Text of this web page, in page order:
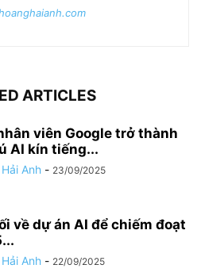
ARTICLES
viên Google trở thành
AI kín tiếng...
Anh - 23/09/2025
về dự án AI để chiếm đoạt
Anh - 22/09/2025